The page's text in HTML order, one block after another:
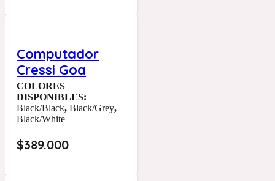
Computador
Cressi Goa
COLORES
DISPONIBLES:
Black/Black,Black/Grey,
Black/White
$389.000